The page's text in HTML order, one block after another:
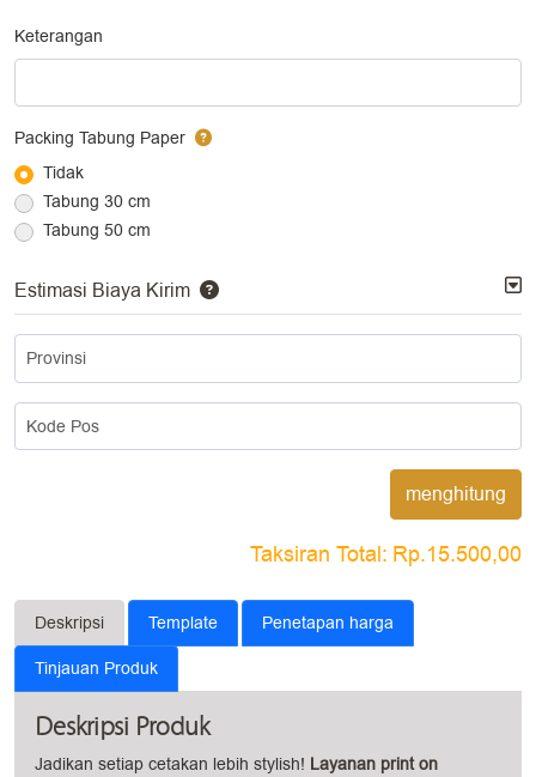
Keterangan
Packing Tabung Paper
Tidak
Tabung 30 cm
Tabung 50 cm
Estimasi Biaya Kirim
Provinsi
Kode Pos
menghitung
Taksiran Total: Rp.15.500,00
Deskripsi Template
Penetapan harga
Tinjauan Produk
Deskripsi Produk
Jadikan setiap cetakan lebih stylish! Layanan print on